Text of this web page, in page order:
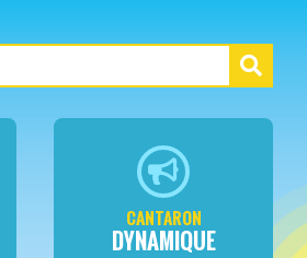
CANTARON
DYNAMIQUE